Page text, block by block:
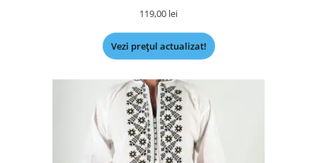
119,00 lei
Vezi prețul actualizat!